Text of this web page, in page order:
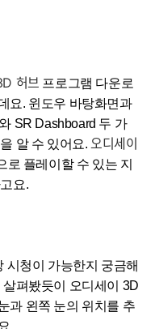
허브 프로그램 다운로
요. 윈도우 바탕화면과
SR Dashboard 두 가
알 수 있어요. 오디세이
로 플레이할 수 있는 지
요.
시청이 가능한지 궁금해
펴봤듯이 오디세이 3D
과 왼쪽 눈의 위치를 추
.